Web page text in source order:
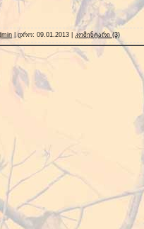
| დრო: 09.01.2013 კომენტარი (3)